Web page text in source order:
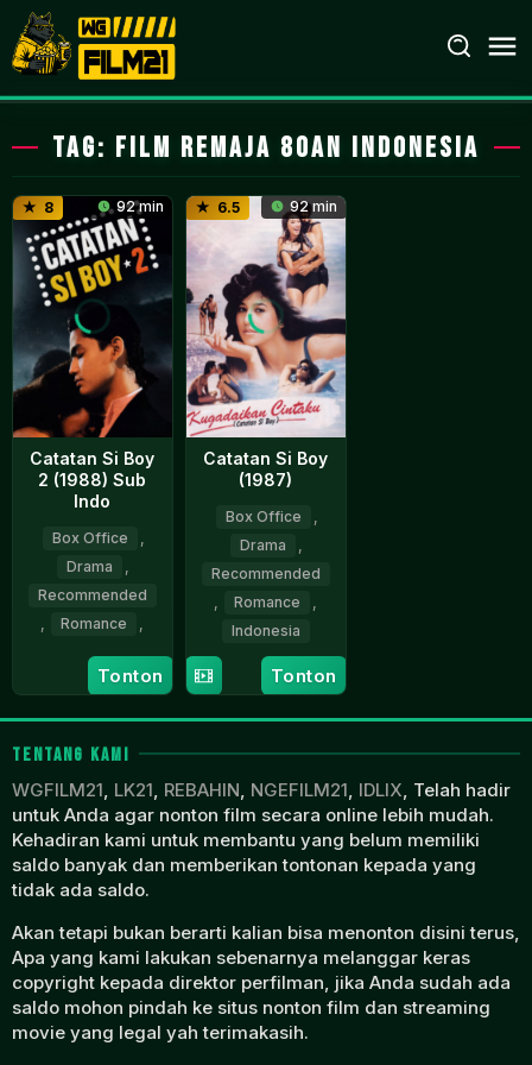
Loncat
ke
konten
Tag: film remaja 80an indonesia
8 92 min
Catatan Si Boy
2 (1988) Sub
Indo
Box Office
Drama
Recommended
Romance
1
Jan
1988
Nasri
Cheppy
Tonton
6.5 92 min
Catatan Si Boy
(1987)
Box Office
Drama
Recommended
Romance
Indonesia
14
Oct
1987
Nasri
Cheppy
Tonton
TENTANG KAMI
WGFILM21, LK21, REBAHIN, NGEFILM21, IDLIX, Telah hadir
untuk Anda agar nonton film secara online lebih mudah.
Kehadiran kami untuk membantu yang belum memiliki
saldo banyak dan memberikan tontonan kepada yang
tidak ada saldo.
Akan tetapi bukan berarti kalian bisa menonton disini terus,
Apa yang kami lakukan sebenarnya melanggar keras
copyright kepada direktor perfilman, jika Anda sudah ada
saldo mohon pindah ke situs nonton film dan streaming
movie yang legal yah terimakasih.